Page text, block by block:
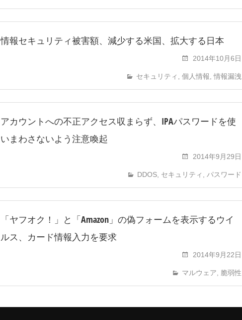
情報セキュリティ被害額、減少する米国、拡大する日本
2014年10月6日
セキュリティ ,個人情報 ,情報漏洩
アカウントへの不正アクセス収まらず、IPAパスワードを使
いまわさないよう注意喚起
2014年9月29日
DDOS セキュリティ パスワード
「ヤフオク！」と「Amazon」の偽フォームを表示するウイ
ルス、カード情報入力を要求
2014年9月22日
マルウェア 脆弱性